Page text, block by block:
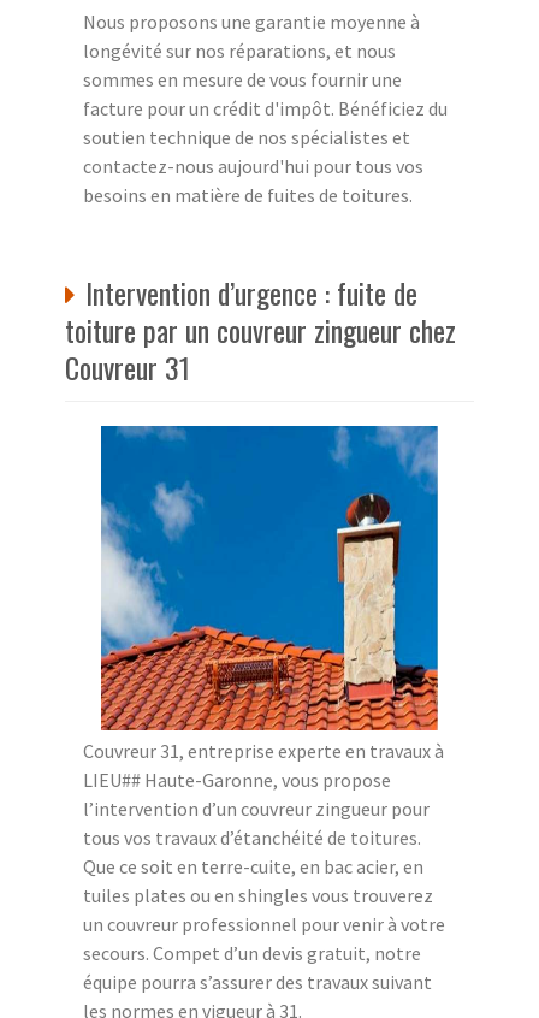
Nous proposons une garantie moyenne à
longévité sur nos réparations, et nous
sommes en mesure de vous fournir une
facture pour un crédit d'impôt. Bénéficiez du
soutien technique de nos spécialistes et
contactez-nous aujourd'hui pour tous vos
besoins en matière de fuites de toitures.
Intervention d’urgence : fuite de
toiture par un couvreur zingueur chez
Couvreur 31
Couvreur 31, entreprise experte en travaux à
LIEU## Haute-Garonne, vous propose
l’intervention d’un couvreur zingueur pour
tous vos travaux d’étanchéité de toitures.
Que ce soit en terre-cuite, en bac acier, en
tuiles plates ou en shingles vous trouverez
un couvreur professionnel pour venir à votre
secours. Compet d’un devis gratuit, notre
équipe pourra s’assurer des travaux suivant
les normes en vigueur à 31.